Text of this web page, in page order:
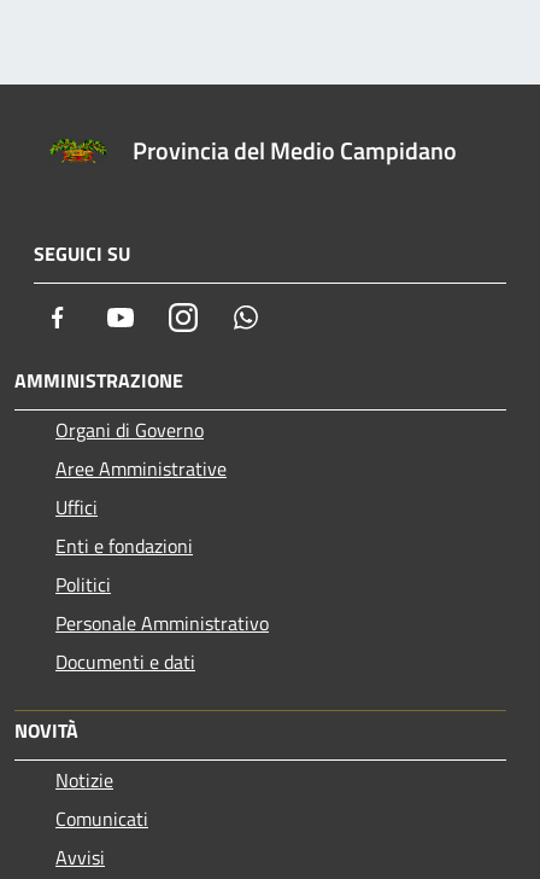
Provincia del Medio Campidano
SEGUICI SU
Facebook YoutubeInstagram
AMMINISTRAZIONE
Organi di Governo
Aree Amministrative
Uffici
Enti e fondazioni
Politici
Personale Amministrativo
Documenti e dati
NOVITÀ
Notizie
Comunicati
Avvisi